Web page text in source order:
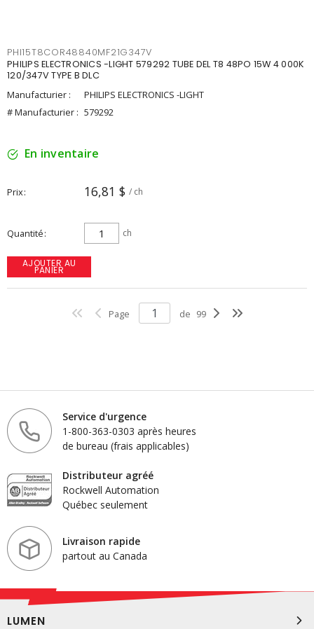
PHI15T8COR48840MF21G347V
PHILIPS ELECTRONICS -LIGHT 579292 TUBE DEL T8 48PO 15W 4 000K
120/347V TYPE B DLC
Manufacturier :
PHILIPS ELECTRONICS -LIGHT
# Manufacturier : 579292
En inventaire
Prix 16,81 $ / ch
Quantité ch
AJOUTER AU
PANIER
Page de 99
Service d'urgence
1-800-363-0303 après heures
de bureau (frais applicables)
Distributeur agréé
Rockwell Automation
Québec seulement
Livraison rapide
partout au Canada
LUMEN